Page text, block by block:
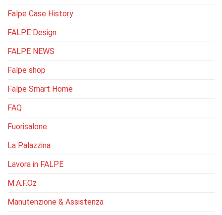
Falpe Case History
FALPE Design
FALPE NEWS
Falpe shop
Falpe Smart Home
FAQ
Fuorisalone
La Palazzina
Lavora in FALPE
M.A.F.Oz
Manutenzione & Assistenza